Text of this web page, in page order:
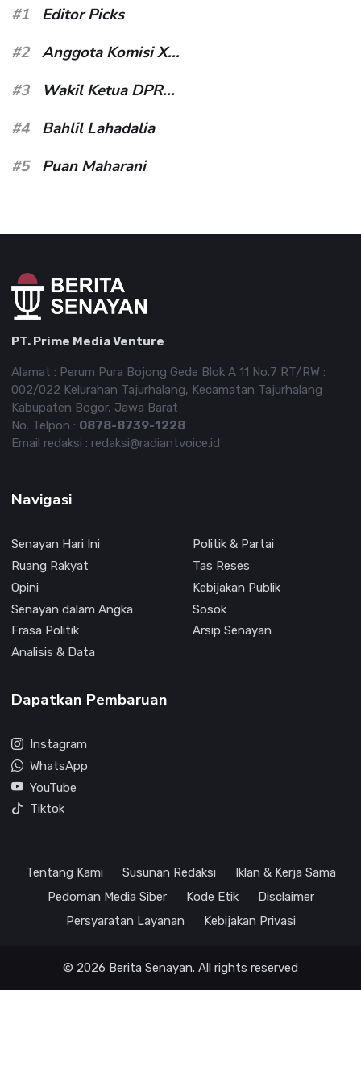
#1
Editor Picks
#2
Anggota Komisi X...
#3
Wakil Ketua DPR...
#4
Bahlil Lahadalia
#5
Puan Maharani
PT. Prime Media Venture
Alamat : Perum Pura Bojong Gede Blok A 11 No.7 RT/RW :
002/022 Kelurahan Tajurhalang, Kecamatan Tajurhalang
Kabupaten Bogor, Jawa Barat
No. Telpon : 0878-8739-1228
Email redaksi : redaksi@radiantvoice.id
Navigasi
Senayan Hari Ini
Politik & Partai
Ruang Rakyat
Tas Reses
Opini
Kebijakan Publik
Senayan dalam Angka
Sosok
Frasa Politik
Arsip Senayan
Analisis & Data
Dapatkan Pembaruan
Instagram
WhatsApp
YouTube
Tiktok
Tentang Kami Susunan Redaksi
Iklan & Kerja Sama
Pedoman Media Siber
Kode Etik
Disclaimer
Persyaratan Layanan
Kebijakan Privasi
© 2026 Berita Senayan. All rights reserved